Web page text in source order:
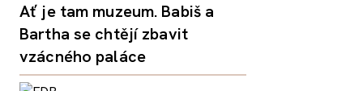
Ať je tam muzeum. Babiš a
Bartha se chtějí zbavit
vzácného paláce